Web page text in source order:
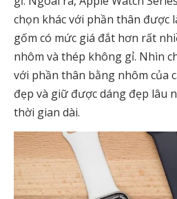
chọn khác với phần thân được
gốm có mức giá đắt hơn rất
nhôm và thép không gỉ. Nhìn
với phần thân bằng nhôm của
đẹp và giữ được dáng đẹp lâu
thời gian dài.